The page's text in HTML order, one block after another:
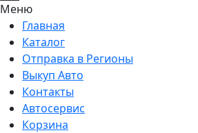
Меню
Главная
Каталог
Отправка в Регионы
Выкуп Авто
Контакты
Автосервис
Корзина